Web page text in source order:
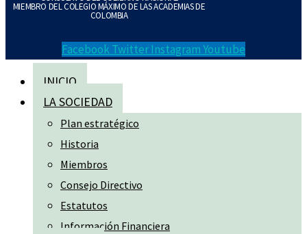
MIEMBRO DEL COLEGIO MÁXIMO DE LAS ACADEMIAS DE
COLOMBIA
Facebook Twitter InstagramYoutube
INICIO
LA SOCIEDAD
Plan estratégico
Historia
Miembros
Consejo Directivo
Estatutos
Información Financiera